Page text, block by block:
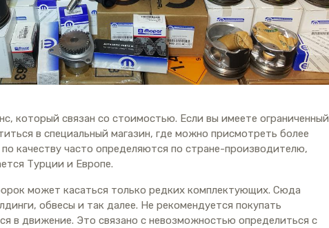
который связан со стоимостью. Если вы имеете ограниченный
в специальный магазин, где можно присмотреть более
качеству часто определяются по стране-производителю,
Турции и Европе.
может касаться только редких комплектующих. Сюда
обвесы и так далее. Не рекомендуется покупать
в движение. Это связано с невозможностью определиться с